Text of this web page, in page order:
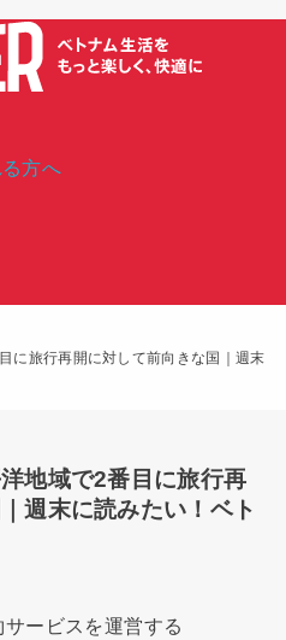
方へ
に旅行再開に対して前向きな国｜週末
地域で2番目に旅行再
週末に読みたい！ベト
ービスを運営する